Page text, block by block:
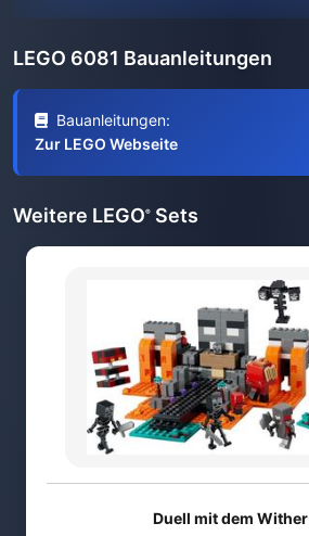
LEGO 6081 Bauanleitungen
Bauanleitungen:
Zur LEGO Webseite
Weitere LEGO® Sets
Duell mit dem Wither